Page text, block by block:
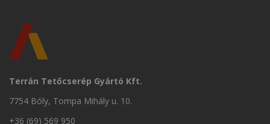
Terrán Tetőcserép Gyártó Kft.
7754 Bóly, Tompa Mihály u. 10.
+36 (69) 569 950